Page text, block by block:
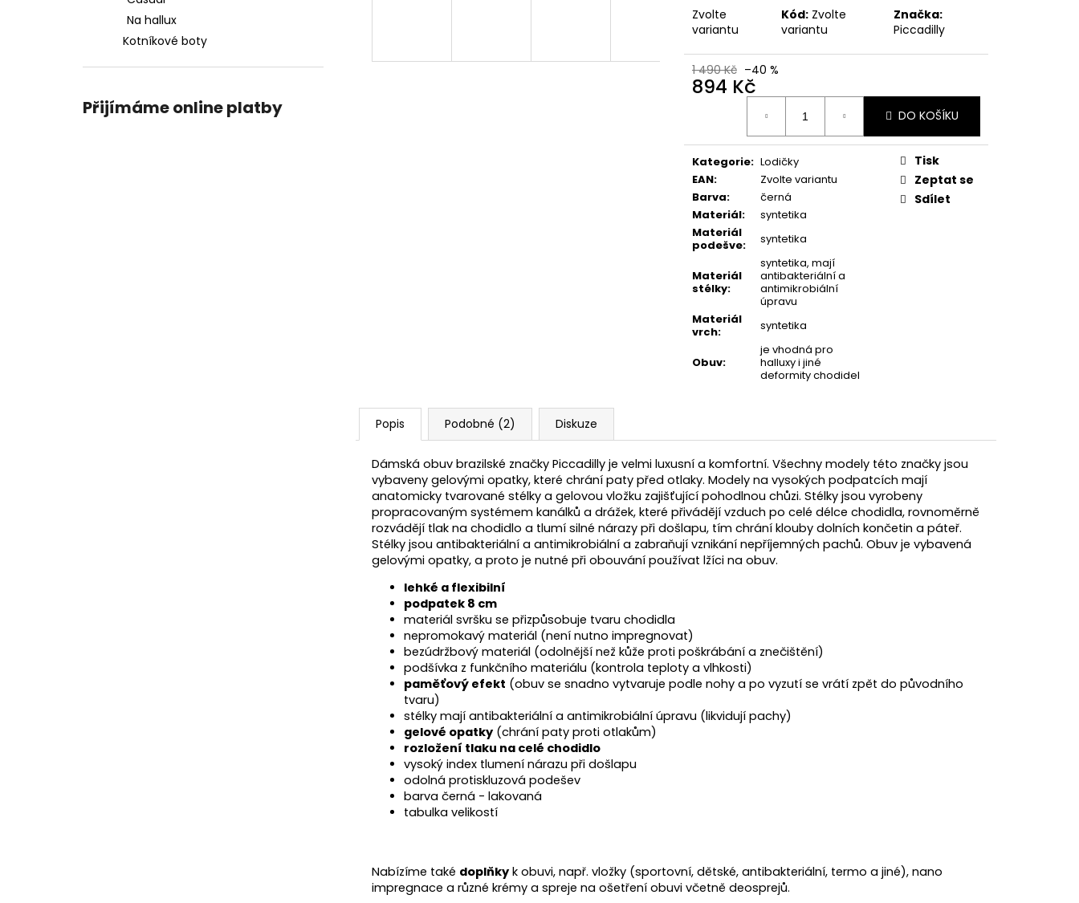
Na hallux
Kotníkové boty
Přijímáme online platby
Zvolte
variantu
Kód: Zvolte
variantu
Značka:
Piccadilly
1 490 Kč –40 %
894 Kč
DO KOŠÍKU
Kategorie: Lodičky
EAN:
Zvolte variantu
Barva:
černá
Materiál:
syntetika
Materiál
podešve: syntetika
Materiál
stélky:
syntetika, mají
antibakteriální a
antimikrobiální
úpravu
Materiál
vrch: syntetika
Obuv:
je vhodná pro
halluxy i jiné
deformity chodidel
Tisk
Zeptat se
Sdílet
Popis Podobné (2) Diskuze
Dámská obuv brazilské značky Piccadilly je velmi luxusní a komfortní. Všechny modely této značky jsou
vybaveny gelovými opatky, které chrání paty před otlaky. Modely na vysokých podpatcích mají
anatomicky tvarované stélky a gelovou vložku zajišťující pohodlnou chůzi. Stélky jsou vyrobeny
propracovaným systémem kanálků a drážek, které přivádějí vzduch po celé délce chodidla, rovnoměrně
rozvádějí tlak na chodidlo a tlumí silné nárazy při došlapu, tím chrání klouby dolních končetin a páteř.
Stélky jsou antibakteriální a antimikrobiální a zabraňují vznikání nepříjemných pachů. Obuv je vybavená
gelovými opatky, a proto je nutné při obouvání používat lžíci na obuv.
lehké a flexibilní
podpatek 8 cm
materiál svršku se přizpůsobuje tvaru chodidla
nepromokavý materiál (není nutno impregnovat)
bezúdržbový materiál (odolnější než kůže proti poškrábání a znečištění)
podšívka z funkčního materiálu (kontrola teploty a vlhkosti)
paměťový efekt (obuv se snadno vytvaruje podle nohy a po vyzutí se vrátí zpět do původního
tvaru)
stélky mají antibakteriální a antimikrobiální úpravu (likvidují pachy)
gelové opatky (chrání paty proti otlakům)
rozložení tlaku na celé chodidlo
vysoký index tlumení nárazu při došlapu
odolná protiskluzová podešev
barva černá - lakovaná
tabulka velikostí
Nabízíme také doplňky k obuvi, např. vložky (sportovní, dětské, antibakteriální, termo a jiné), nano
impregnace a různé krémy a spreje na ošetření obuvi včetně deosprejů.
PICCADILLY DÁMSKÉ LODIČKY 160055-
147 KRÉMOVÉ
1 990 Kč
KOZAČKY 119013-6 ČERNÉ
1 790 Kč